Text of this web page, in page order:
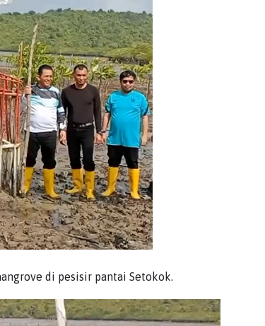
di pesisir pantai Setokok.